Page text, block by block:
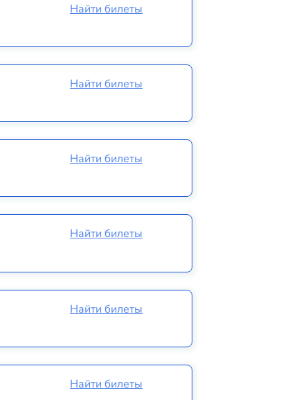
Найти билеты
Найти билеты
Найти билеты
Найти билеты
Найти билеты
Найти билеты